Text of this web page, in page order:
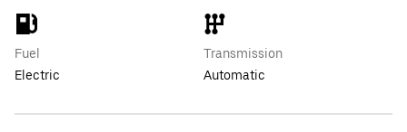
Fuel
Electric
Transmission
Automatic